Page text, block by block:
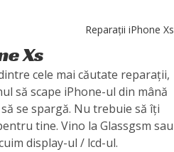
Reparații iPhone Xs
Xs
cele mai căutate reparații,
să scape iPhone-ul din mână
se spargă. Nu trebuie să îți
tine. Vino la Glassgsm sau
display-ul / lcd-ul.